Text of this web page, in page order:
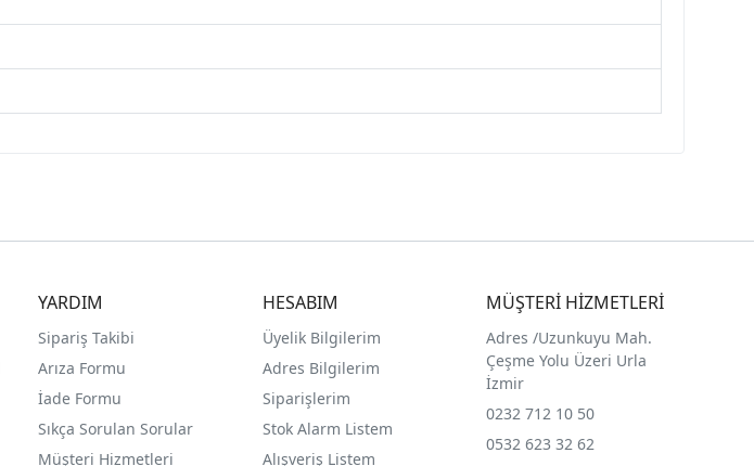
YARDIM
Sipariş Takibi
Arıza Formu
İade Formu
Sıkça Sorulan Sorular
Müşteri Hizmetleri
HESABIM
Üyelik Bilgilerim
Adres Bilgilerim
Siparişlerim
Stok Alarm Listem
Alışveriş Listem
MÜŞTERİ HİZMETLERİ
Adres /Uzunkuyu Mah.
Çeşme Yolu Üzeri Urla
İzmir
0232 712 10 50
0532 623 32 62